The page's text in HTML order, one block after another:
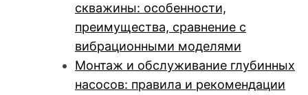
скважины: особенности,
преимущества, сравнение с
вибрационными моделями
Монтаж и обслуживание глубинных
насосов: правила и рекомендации